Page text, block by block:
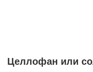
Целлофан или